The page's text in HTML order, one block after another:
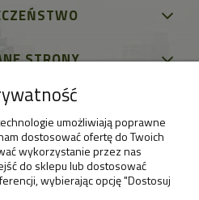
STRONY
umożliwiają poprawne
dostosować ofertę do Twoich
wykorzystanie przez nas
do sklepu lub dostosować
wybierając opcję "Dostosuj